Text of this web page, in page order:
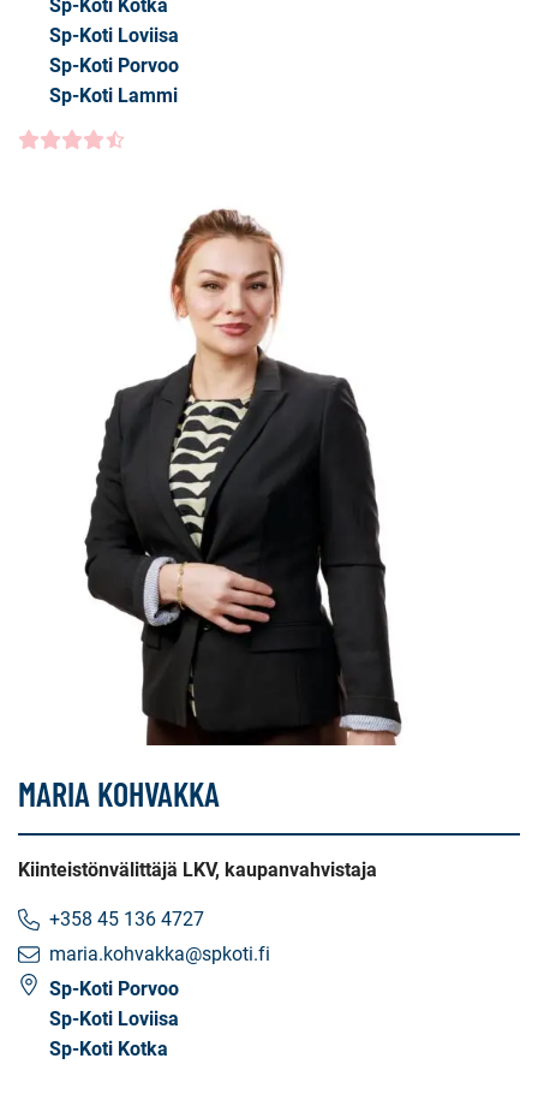
Sp-Koti Kotka
Sp-Koti Loviisa
Sp-Koti Porvoo
Sp-Koti Lammi
Asiakasarvio
MARIA KOHVAKKA
Kiinteistönvälittäjä LKV, kaupanvahvistaja
+358 45 136 4727
maria.kohvakka@spkoti.fi
Sp-Koti Porvoo
Sp-Koti Loviisa
Sp-Koti Kotka